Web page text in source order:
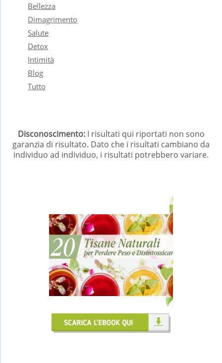
Bellezza
Dimagrimento
Salute
Detox
Intimità
Blog
Tutto
Disconoscimento:I risultati qui riportati non sono
garanzia di risultato. Dato che i risultati cambiano da
individuo ad individuo, i risultati potrebbero variare.